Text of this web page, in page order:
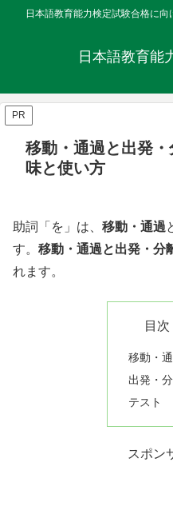
日本語教育能力検定試験合格に向
日本語教育能
PR
移動・通過と出発
味と使い方
助詞「を」は、 移動・通過
す。 移動・通過と出発・分
れます。
目次
移動・通
出発・
テスト
スポン